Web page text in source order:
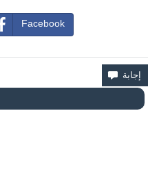
Facebook